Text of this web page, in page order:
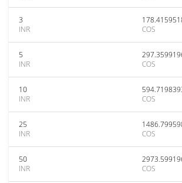
3
INR
COS
5
INR
COS
10
INR
COS
25
INR
COS
50
INR
COS